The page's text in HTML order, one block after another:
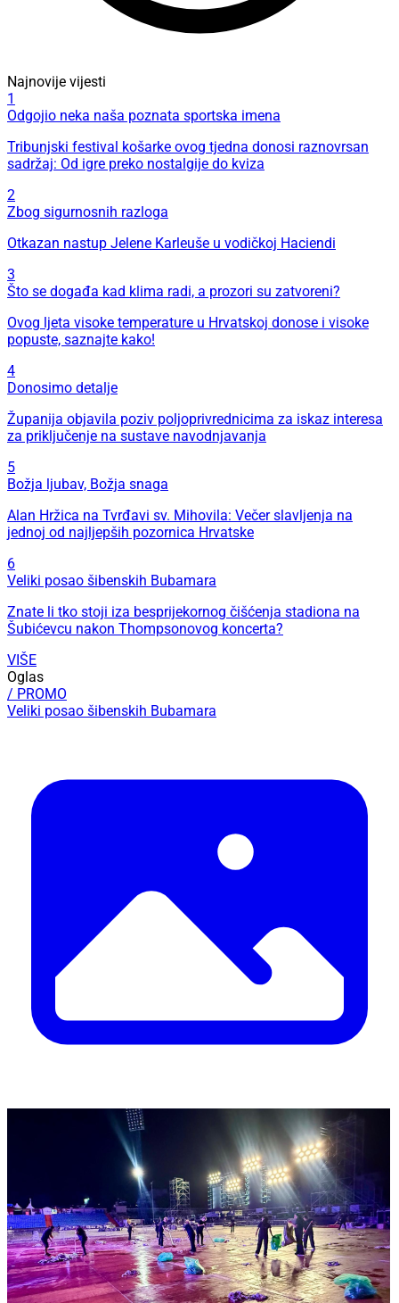
Najnovije vijesti
1
Odgojio neka naša poznata sportska imena
Tribunjski festival košarke ovog tjedna donosi raznovrsan
sadržaj: Od igre preko nostalgije do kviza
2
Zbog sigurnosnih razloga
Otkazan nastup Jelene Karleuše u vodičkoj Haciendi
3
Što se događa kad klima radi, a prozori su zatvoreni?
Ovog ljeta visoke temperature u Hrvatskoj donose i visoke
popuste, saznajte kako!
4
Donosimo detalje
Županija objavila poziv poljoprivrednicima za iskaz interesa
za priključenje na sustave navodnjavanja
5
Božja ljubav, Božja snaga
Alan Hržica na Tvrđavi sv. Mihovila: Večer slavljenja na
jednoj od najljepših pozornica Hrvatske
6
Veliki posao šibenskih Bubamara
Znate li tko stoji iza besprijekornog čišćenja stadiona na
Šubićevcu nakon Thompsonovog koncerta?
VIŠE
Oglas
/ PROMO
Veliki posao šibenskih Bubamara